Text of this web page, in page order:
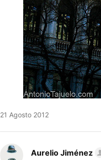
21 Agosto 2012
Aurelio Jiménez